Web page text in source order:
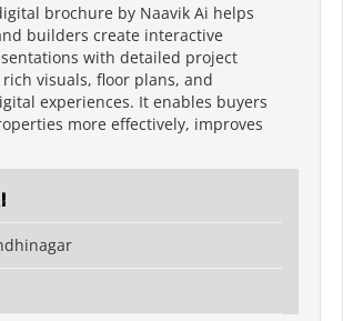
brochure by Naavik Ai helps
builders create interactive
with detailed project
visuals, floor plans, and
experiences. It enables buyers
more effectively, improves